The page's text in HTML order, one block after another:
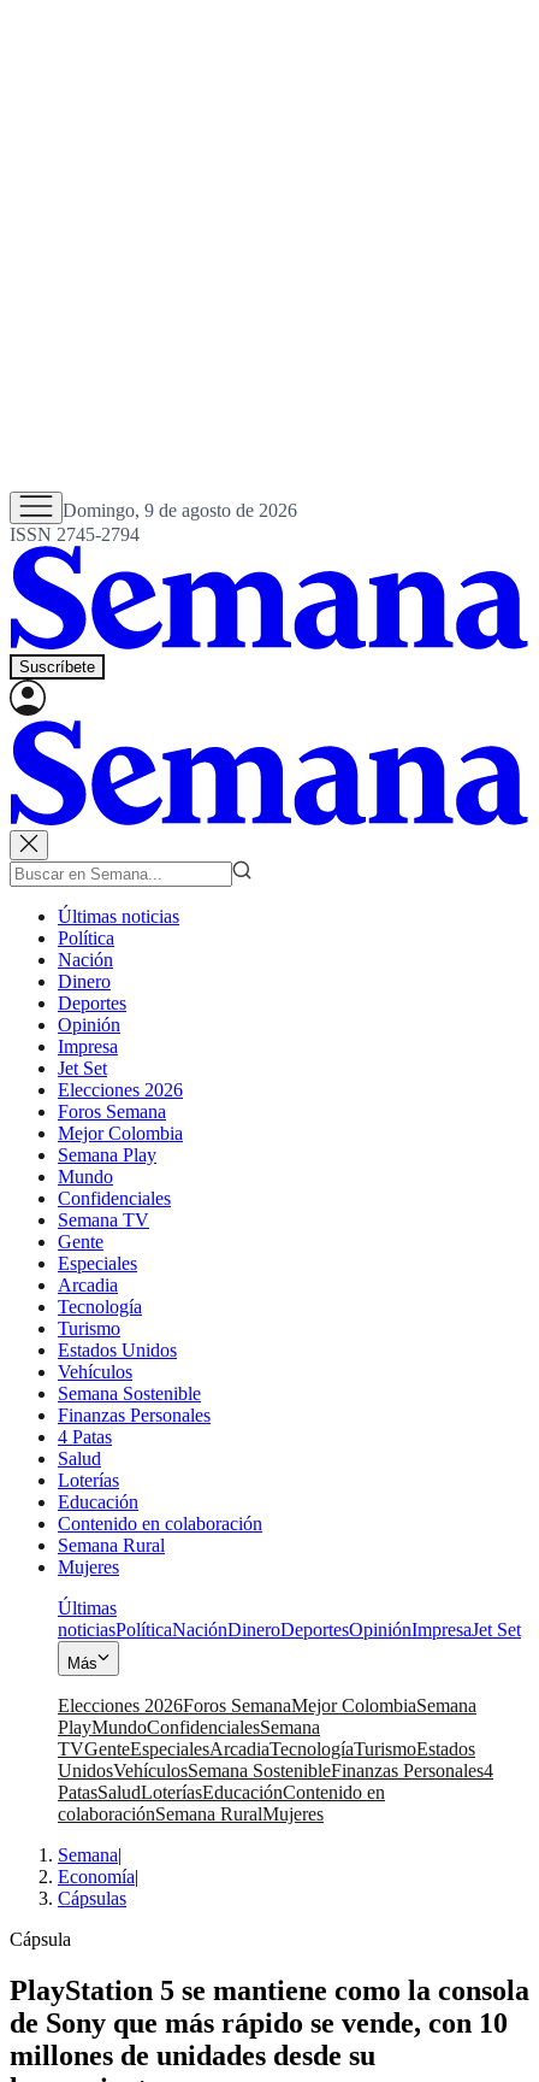
Domingo, 9 de agosto de 2026
ISSN 2745-2794
Suscríbete
Últimas noticias
Política
Nación
Dinero
Deportes
Opinión
Impresa
Jet Set
Elecciones 2026
Foros Semana
Mejor Colombia
Semana Play
Mundo
Confidenciales
Semana TV
Gente
Especiales
Arcadia
Tecnología
Turismo
Estados Unidos
Vehículos
Semana Sostenible
Finanzas Personales
4 Patas
Salud
Loterías
Educación
Contenido en colaboración
Semana Rural
Mujeres
Últimas
noticiasPolíticaNaciónDineroDeportesOpiniónImpresaJet Set
Más
Elecciones 2026Foros SemanaMejor ColombiaSemana
PlayMundoConfidencialesSemana
TVGenteEspecialesArcadiaTecnologíaTurismoEstados
UnidosVehículosSemana SostenibleFinanzas Personales4
PatasSaludLoteríasEducaciónContenido en
colaboraciónSemana RuralMujeres
Semana|
Economía|
Cápsulas
Cápsula
PlayStation 5 se mantiene como la consola
de Sony que más rápido se vende, con 10
millones de unidades desde su